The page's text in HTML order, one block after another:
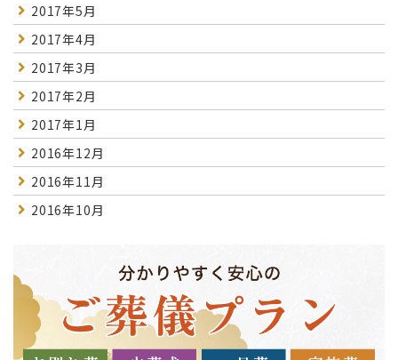
2017年5月
2017年4月
2017年3月
2017年2月
2017年1月
2016年12月
2016年11月
2016年10月